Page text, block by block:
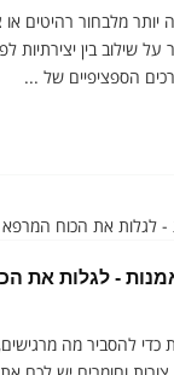
מלבחור רהיטים או
שילוב בין יצירתיות
הספציפיים של ...
- לגלות את
כדי להסביר מה